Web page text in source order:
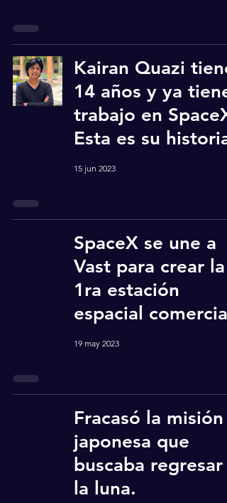
Kairan Quazi tiene
14 años y ya tiene
trabajo en SpaceX:
Esta es su historia.
15 jun 2023
SpaceX se une a
Vast para crear la
1ra estación
espacial comercial
19 may 2023
Fracasó la misión
japonesa que
buscaba regresar a
la luna.